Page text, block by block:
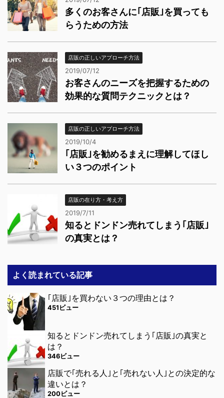
多くのお客さんに｢店販｣を買っても
らうための方法
店販の正しいアプローチ方法
2019/07/12
お客さんのニーズを把握するための
効果的な質問テクニックとは？
店販の正しいアプローチ方法
2019/10/4
｢店販｣を勧めるまえに理解してほし
い３つのポイント
店販の在り方・考え方
2019/7/11
知るとドンドン売れてしまう｢店販｣
の真実とは？
よく読まれている記事
｢店販｣を買わない３つの理由とは？
451ビュー
知るとドンドン売れてしまう｢店販｣の真実と
は？
346ビュー
店販で｢売れる人｣と｢売れない人｣との決定的な
違いとは？
200ビュー